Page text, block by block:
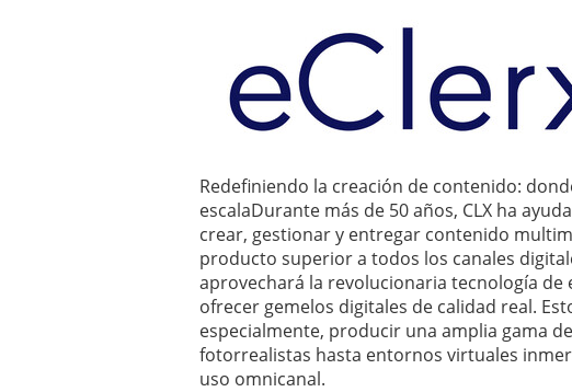
Redefiniendo la creación de contenido:
escalaDurante más de 50 años, CLX ha
crear, gestionar y entregar contenido
producto superior a todos los canales
aprovechará la revolucionaria tecnología de
ofrecer gemelos digitales de calidad real.
especialmente, producir una amplia gama
fotorrealistas hasta entornos virtuales
uso omnicanal.